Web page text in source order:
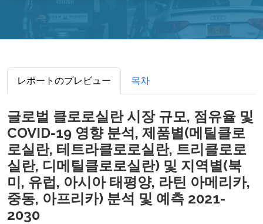
レポートのプレビュー 목차
글로벌 클로로실란 시장 규모, 점유율 및
COVID-19 영향 분석, 제품별(메틸클로
로실란, 테트라클로로실란, 트리클로로
실란, 디메틸클로로실란) 및 지역별(북
미, 유럽, 아시아 태평양, 라틴 아메리카,
중동, 아프리카) 분석 및 예측 2021-
2030